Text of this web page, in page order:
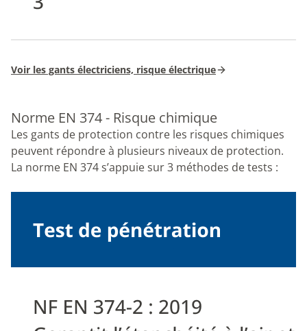
Voir les gants électriciens, risque électrique
Norme EN 374 - Risque chimique
Les gants de protection contre les risques chimiques
peuvent répondre à plusieurs niveaux de protection.
La norme EN 374 s’appuie sur 3 méthodes de tests :